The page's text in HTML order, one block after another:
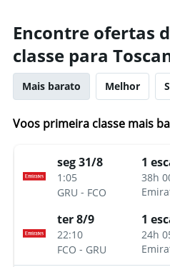
Encontre ofertas
classe para
Mais barato Melhor
Voos primeira classe mais
seg 31/8
1:05
GRU - FCO
1
38h
ter 8/9
22:10
FCO - GRU
1
24h